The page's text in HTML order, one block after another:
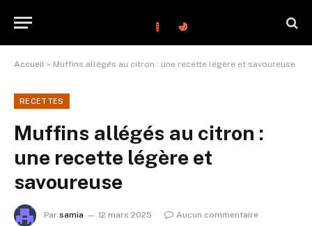
Accueil » Muffins allégés au citron : une recette légère et savoureuse
RECETTES
Muffins allégés au citron :
une recette légère et
savoureuse
Par samia 12 mars 2025
Aucun commentaire